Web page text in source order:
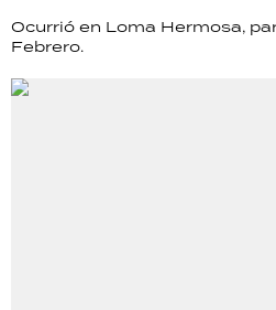
Ocurrió en Loma Hermosa,
Febrero.